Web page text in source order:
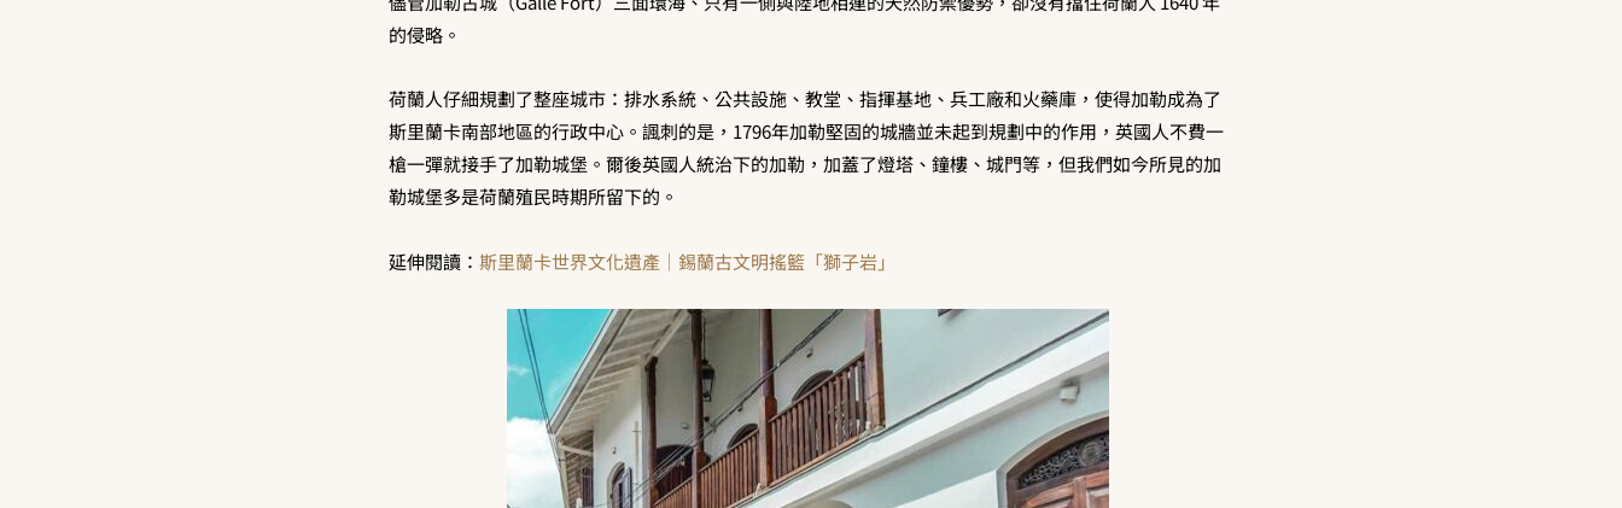
的侵略。
荷蘭人仔細規劃了整座城市：排水系統、公共設施、教堂、指揮基地、兵工廠和火藥庫，使得加勒成為了
斯里蘭卡南部地區的行政中心。諷刺的是，1796年加勒堅固的城牆並未起到規劃中的作用，英國人不費一
槍一彈就接手了加勒城堡。爾後英國人統治下的加勒，加蓋了燈塔、鐘樓、城門等，但我們如今所見的加
勒城堡多是荷蘭殖民時期所留下的。
延伸閱讀： 斯里蘭卡世界文化遺產｜錫蘭古文明搖籃「獅子岩」